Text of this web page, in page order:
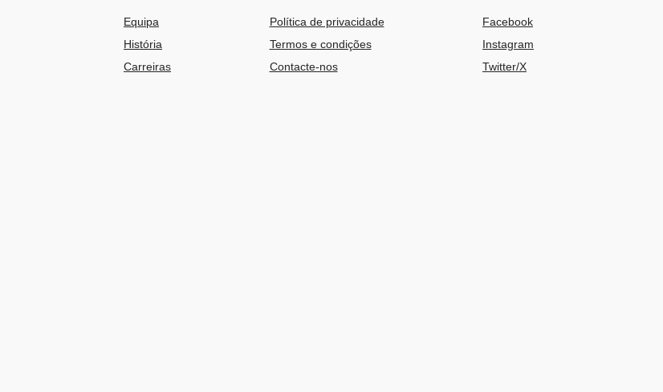
Equipa
História
Carreiras
Política de privacidade
Termos e condições
Contacte-nos
Facebook
Instagram
Twitter/X